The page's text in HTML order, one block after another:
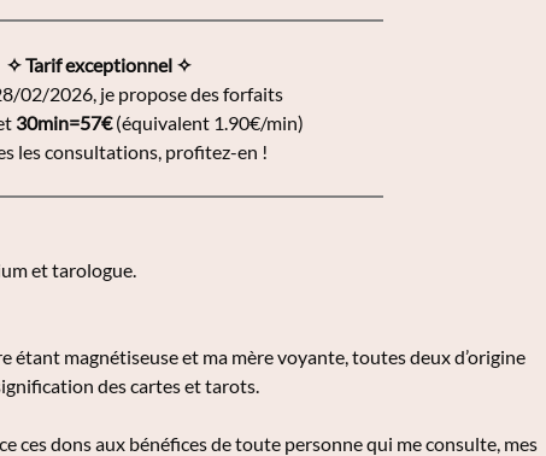
✧ Tarif exceptionnel ✧
02/2026, je propose des forfaits
30min=57€(équivalent 1.90€/min)
les consultations, profitez-en !
et tarologue.
étant magnétiseuse et ma mère voyante, toutes deux d’origine
des cartes et tarots.
ces dons aux bénéfices de toute personne qui me consulte, mes